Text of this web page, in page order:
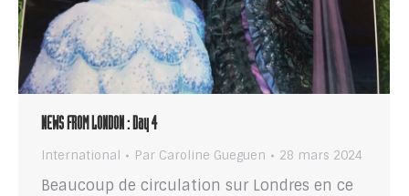
NEWS FROM LONDON : Day 4
International Par Caroline Gueguen 28 mars 2024
Beaucoup de circulation sur Londres en ce